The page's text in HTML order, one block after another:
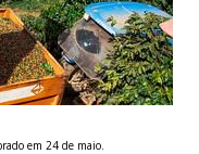
em 24 de maio.